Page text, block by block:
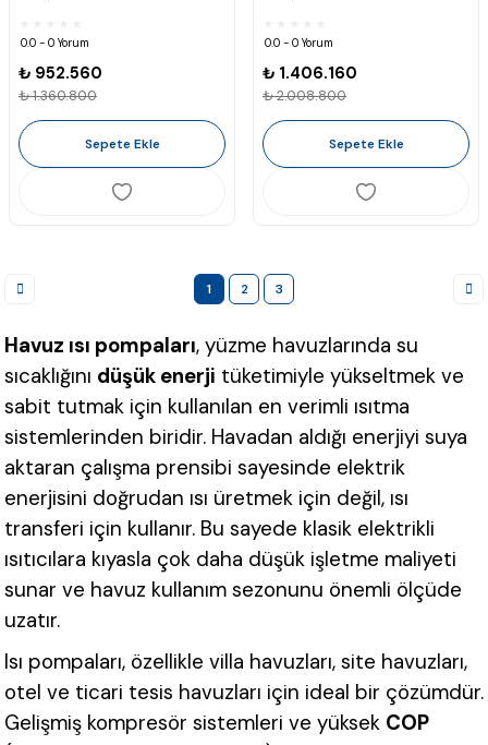
0.0 - 0 Yorum
₺ 952.560
₺ 1.360.800
Sepete Ekle
0.0 - 0 Yorum
₺ 1.406.160
₺ 2.008.800
Sepete Ekle
1 2 3
Havuz ısı pompaları, yüzme havuzlarında su
sıcaklığını düşük enerji tüketimiyle yükseltmek ve
sabit tutmak için kullanılan en verimli ısıtma
sistemlerinden biridir. Havadan aldığı enerjiyi suya
aktaran çalışma prensibi sayesinde elektrik
enerjisini doğrudan ısı üretmek için değil, ısı
transferi için kullanır. Bu sayede klasik elektrikli
ısıtıcılara kıyasla çok daha düşük işletme maliyeti
sunar ve havuz kullanım sezonunu önemli ölçüde
uzatır.
Isı pompaları, özellikle villa havuzları, site havuzları,
otel ve ticari tesis havuzları için ideal bir çözümdür.
Gelişmiş kompresör sistemleri ve yüksek COP